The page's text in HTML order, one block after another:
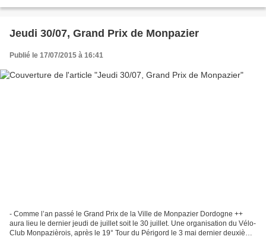
Jeudi 30/07, Grand Prix de Monpazier
Publié le 17/07/2015 à 16:41
- Comme l’an passé le Grand Prix de la Ville de Monpazier Dordogne ++
aura lieu le dernier jeudi de juillet soit le 30 juillet. Une organisation du Vélo-
Club Monpazièrois, après le 19° Tour du Périgord le 3 mai dernier deuxième